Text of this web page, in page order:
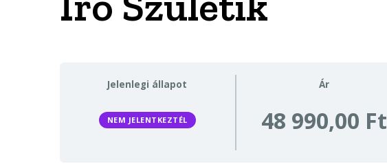
Jelenlegi állapot
NEM JELENTKEZTÉL
Ár
48 990,00 Ft